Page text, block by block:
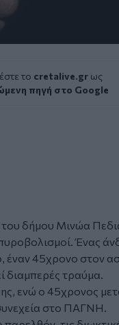
το cretalive.gr ως
πηγή στο Google
δήμου Μινώα
. Ένας
45χρονο στον
διαμπερές τραύμα.
ενώ ο 45χρονος
στο ΠΑΓΝΗ.